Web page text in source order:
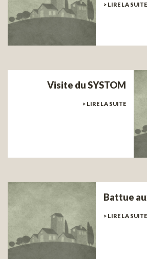
> LIRE LA SUITE
Visite du SYSTOM
> LIRE LA SUITE
Battue
> LIRE LA SUITE